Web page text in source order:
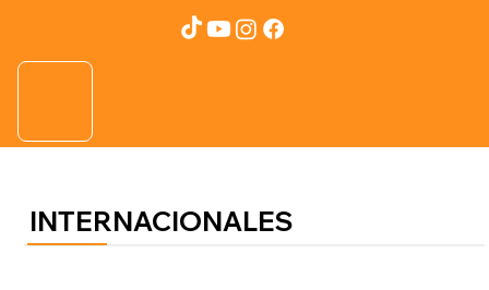
INTERNACIONALES